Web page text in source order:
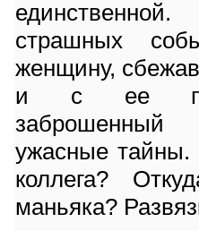
страшных
женщину,
и с ее
ужасные тайны.
коллега?
маньяка?